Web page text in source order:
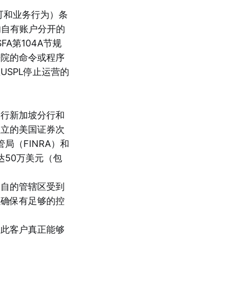
和业务行为）条
有账户分开的
第104A节规
的命令或程序
停止运营的
新加坡分行和
的美国证券次
局（FINRA）和
50万美元（包
的管辖区受到
保有足够的控
客户真正能够